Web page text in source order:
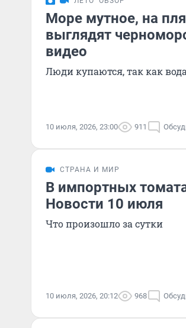
Море мутное, на
выглядят
видео
Люди купаются, так как
10 июля, 2026, 23:00 911
СТРАНА И МИР
В импортных
Новости 10 июля
Что произошло за сутки
10 июля, 2026, 20:12 968